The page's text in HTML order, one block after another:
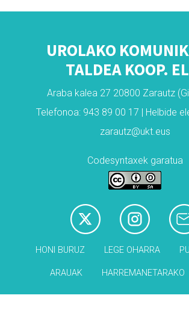
UROLAKO
TALDEA KOOP.
Araba kalea 27 20800 Zarautz
Telefonoa: 943 89 00 17 | Helbide
zarautz@ukt.eus
Codesyntaxek garatua
HONI BURUZ LEGE OHARRA
ARAUAK HARREMANETARAKO